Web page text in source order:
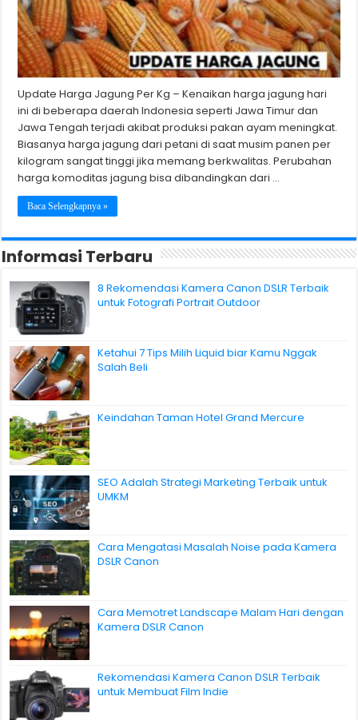
Update Harga Jagung Per Kg – Kenaikan harga jagung hari
ini di beberapa daerah Indonesia seperti Jawa Timur dan
Jawa Tengah terjadi akibat produksi pakan ayam meningkat.
Biasanya harga jagung dari petani di saat musim panen per
kilogram sangat tinggi jika memang berkwalitas. Perubahan
harga komoditas jagung bisa dibandingkan dari …
Baca Selengkapnya »
Informasi Terbaru
8 Rekomendasi Kamera Canon DSLR Terbaik
untuk Fotografi Portrait Outdoor
Ketahui 7 Tips Milih Liquid biar Kamu Nggak
Salah Beli
Keindahan Taman Hotel Grand Mercure
SEO Adalah Strategi Marketing Terbaik untuk
UMKM
Cara Mengatasi Masalah Noise pada Kamera
DSLR Canon
Cara Memotret Landscape Malam Hari dengan
Kamera DSLR Canon
Rekomendasi Kamera Canon DSLR Terbaik
untuk Membuat Film Indie